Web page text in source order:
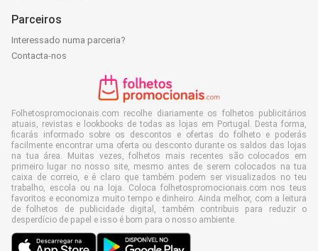
Parceiros
Interessado numa parceria?
Contacta-nos
Folhetospromocionais.com recolhe diariamente os folhetos publicitários
atuais, revistas e lookbooks de todas as lojas em Portugal. Desta forma,
ficarás informado sobre os descontos e ofertas do folheto e poderás
facilmente encontrar uma oferta ou desconto durante os saldos das lojas
na tua área. Muitas vezes, folhetos mais recentes são colocados em
primeiro lugar no nosso site, mesmo antes de serem colocados na tua
caixa de correio, e é claro que também podem ser visualizados no teu
trabalho, escola ou na loja. Coloca folhetospromocionais.com nos teus
favoritos e economiza muito tempo e dinheiro. Ainda melhor, com a leitura
de folhetos de publicidade digital, também contribuis para reduzir o
desperdício de papel e isso é bom para o nosso ambiente.